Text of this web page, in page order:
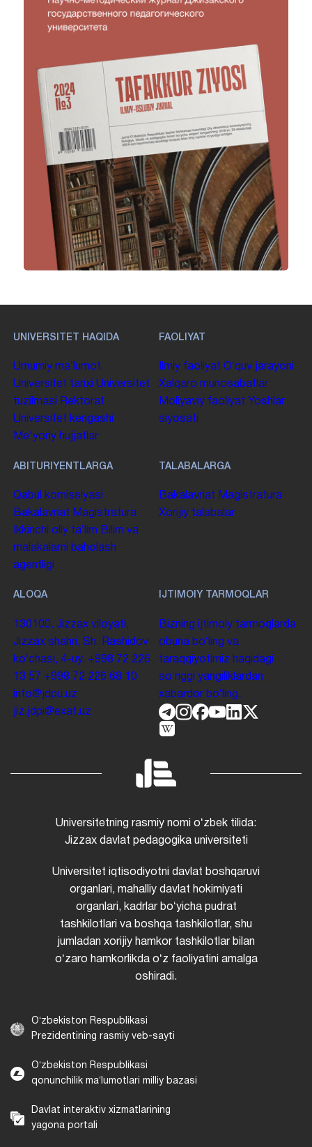
UNIVERSITET HAQIDA
Umumiy maʼlumot
Universitet tarixi Universitet
tuzilmasi
Rektorat
Universitet kengashi
Me'yoriy hujjatlar
FAOLIYAT
Ilmiy faoliyat Oʻquv jarayoni
Xalqaro munosabatlar
Moliyaviy faoliyat Yoshlar
siyosati
ABITURIYENTLARGA
Qabul komissiyasi
Bakalavriat Magistratura
Ikkinchi oliy taʼlim Bilim va
malakalarni baholash
agentligi
TALABALARGA
Bakalavriat Magistratura
Xorijiy talabalar
ALOQA
130100. Jizzax viloyati,
Jizzax shahri, Sh. Rashidov
koʻchasi, 4-uy. +998 72 226
13 57 +998 72 226 68 10
info@jdpu.uz
jiz.jdpi@exat.uz
IJTIMOIY TARMOQLAR
Bizning ijtimoiy tarmoqlarda
obuna boʻling va
taraqqiyotimiz haqidagi
soʻnggi yangiliklardan
xabardor boʻling.
Universitetning rasmiy nomi oʻzbek tilida:
Jizzax davlat pedagogika universiteti
Universitet iqtisodiyotni davlat boshqaruvi
organlari, mahalliy davlat hokimiyati
organlari, kadrlar boʻyicha pudrat
tashkilotlari va boshqa tashkilotlar, shu
jumladan xorijiy hamkor tashkilotlar bilan
oʻzaro hamkorlikda oʻz faoliyatini amalga
oshiradi.
Oʻzbekiston Respublikasi
Prezidentining rasmiy veb-sayti
Oʻzbekiston Respublikasi
qonunchilik maʼlumotlari milliy bazasi
Davlat interaktiv xizmatlarining
yagona portali